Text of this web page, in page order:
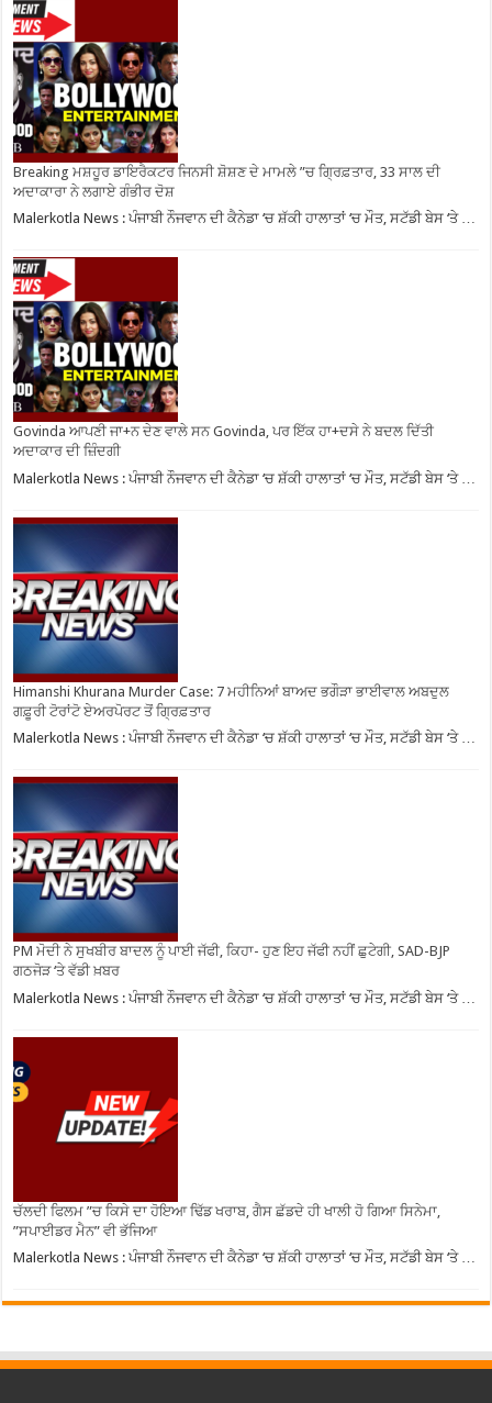
Breaking ਮਸ਼ਹੂਰ ਡਾਇਰੈਕਟਰ ਜਿਨਸੀ ਸ਼ੋਸ਼ਣ ਦੇ ਮਾਮਲੇ ”ਚ ਗ੍ਰਿਫ਼ਤਾਰ, 33 ਸਾਲ ਦੀ
ਅਦਾਕਾਰਾ ਨੇ ਲਗਾਏ ਗੰਭੀਰ ਦੋਸ਼
Malerkotla News : ਪੰਜਾਬੀ ਨੌਜਵਾਨ ਦੀ ਕੈਨੇਡਾ ‘ਚ ਸ਼ੱਕੀ ਹਾਲਾਤਾਂ ‘ਚ ਮੌਤ, ਸਟੱਡੀ ਬੇਸ ‘ਤੇ …
Govinda ਆਪਣੀ ਜਾ+ਨ ਦੇਣ ਵਾਲੇ ਸਨ Govinda, ਪਰ ਇੱਕ ਹਾ+ਦਸੇ ਨੇ ਬਦਲ ਦਿੱਤੀ
ਅਦਾਕਾਰ ਦੀ ਜ਼ਿੰਦਗੀ
Malerkotla News : ਪੰਜਾਬੀ ਨੌਜਵਾਨ ਦੀ ਕੈਨੇਡਾ ‘ਚ ਸ਼ੱਕੀ ਹਾਲਾਤਾਂ ‘ਚ ਮੌਤ, ਸਟੱਡੀ ਬੇਸ ‘ਤੇ …
Himanshi Khurana Murder Case: 7 ਮਹੀਨਿਆਂ ਬਾਅਦ ਭਗੌੜਾ ਭਾਈਵਾਲ ਅਬਦੁਲ
ਗਫ਼ੂਰੀ ਟੋਰਾਂਟੋ ਏਅਰਪੋਰਟ ਤੋਂ ਗ੍ਰਿਫ਼ਤਾਰ
Malerkotla News : ਪੰਜਾਬੀ ਨੌਜਵਾਨ ਦੀ ਕੈਨੇਡਾ ‘ਚ ਸ਼ੱਕੀ ਹਾਲਾਤਾਂ ‘ਚ ਮੌਤ, ਸਟੱਡੀ ਬੇਸ ‘ਤੇ …
PM ਮੋਦੀ ਨੇ ਸੁਖਬੀਰ ਬਾਦਲ ਨੂੰ ਪਾਈ ਜੱਫੀ, ਕਿਹਾ- ਹੁਣ ਇਹ ਜੱਫੀ ਨਹੀਂ ਛੁਟੇਗੀ, SAD-BJP
ਗਠਜੋੜ ‘ਤੇ ਵੱਡੀ ਖ਼ਬਰ
Malerkotla News : ਪੰਜਾਬੀ ਨੌਜਵਾਨ ਦੀ ਕੈਨੇਡਾ ‘ਚ ਸ਼ੱਕੀ ਹਾਲਾਤਾਂ ‘ਚ ਮੌਤ, ਸਟੱਡੀ ਬੇਸ ‘ਤੇ …
ਚੱਲਦੀ ਫਿਲਮ ”ਚ ਕਿਸੇ ਦਾ ਹੋਇਆ ਢਿੱਡ ਖਰਾਬ, ਗੈਸ ਛੱਡਦੇ ਹੀ ਖਾਲੀ ਹੋ ਗਿਆ ਸਿਨੇਮਾ,
”ਸਪਾਈਡਰ ਮੈਨ” ਵੀ ਭੱਜਿਆ
Malerkotla News : ਪੰਜਾਬੀ ਨੌਜਵਾਨ ਦੀ ਕੈਨੇਡਾ ‘ਚ ਸ਼ੱਕੀ ਹਾਲਾਤਾਂ ‘ਚ ਮੌਤ, ਸਟੱਡੀ ਬੇਸ ‘ਤੇ …